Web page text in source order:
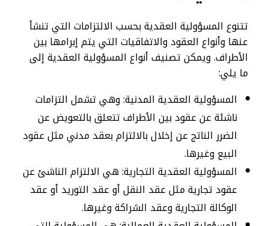
تتنوع المسؤولية العقدية بحسب الالتزامات التي تنشأ
عنها وأنواع العقود والاتفاقيات التي يتم إبرامها بين
الأطراف. ويمكن تصنيف أنواع المسؤولية العقدية إلى
ما يلي:
المسؤولية العقدية المدنية: وهي تشمل التزامات
ناشئة عن عقود بين الأطراف تتعلق بالتعويض عن
الضرر الناتج عن إخلال بالالتزام بعقد مدني مثل عقود
البيع وغيرها.
المسؤولية العقدية التجارية: هي الالتزام الناشئ عن
عقود تجارية مثل عقد النقل أو عقد التوريد أو عقد
الوكالة التجارية وعقد الشراكة وغيرها.